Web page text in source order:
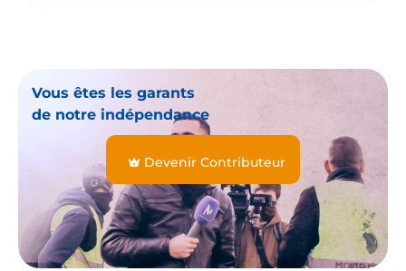
Vous êtes les garants
de notre indépendance
Devenir Contributeur